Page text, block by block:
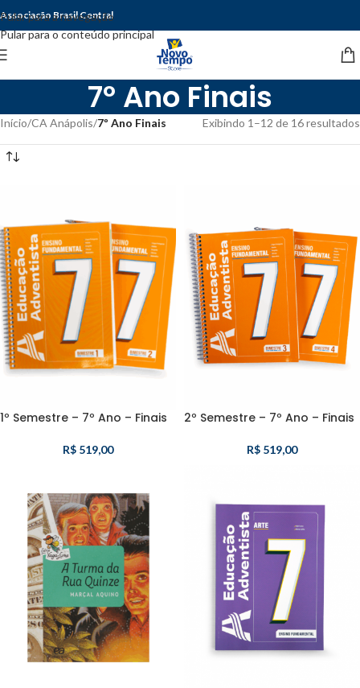
Pular para a navegação
Pular para o conteúdo principal
Associação Brasil Central
7º Ano Finais
Início/CA Anápolis/7º Ano Finais Exibindo 1–12 de 16 resultados
1º Semestre – 7º Ano – Finais
R$ 519,00
2º Semestre – 7º Ano – Finais
R$ 519,00